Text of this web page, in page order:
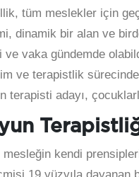
tüm meslekler için
dinamik bir alan ve
ve vaka gündemde
ve terapistlik
terapisti adayı,
mesleğin kendi
19.yüzyıla dayanan